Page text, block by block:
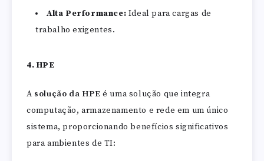
Alta Performance: Ideal para cargas de
trabalho exigentes.
4. HPE
A solução da HPE é uma solução que integra
computação, armazenamento e rede em um único
sistema, proporcionando benefícios significativos
para ambientes de TI: